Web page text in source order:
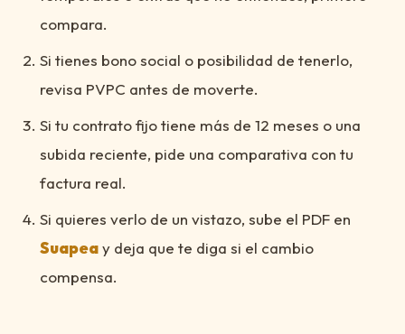
compara.
Si tienes bono social o posibilidad de tenerlo,
revisa PVPC antes de moverte.
Si tu contrato fijo tiene más de 12 meses o una
subida reciente, pide una comparativa con tu
factura real.
Si quieres verlo de un vistazo, sube el PDF en
Suapeay deja que te diga si el cambio
compensa.